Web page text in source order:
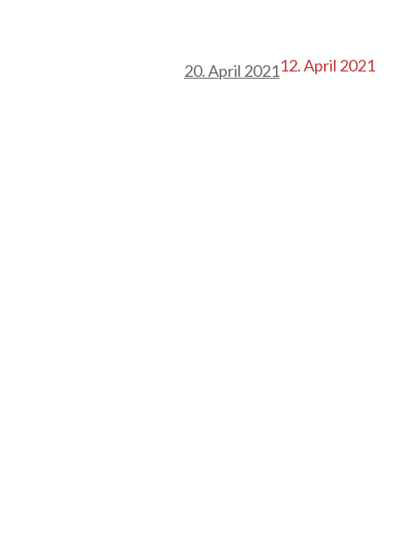
12. April 2021
20. April 2021